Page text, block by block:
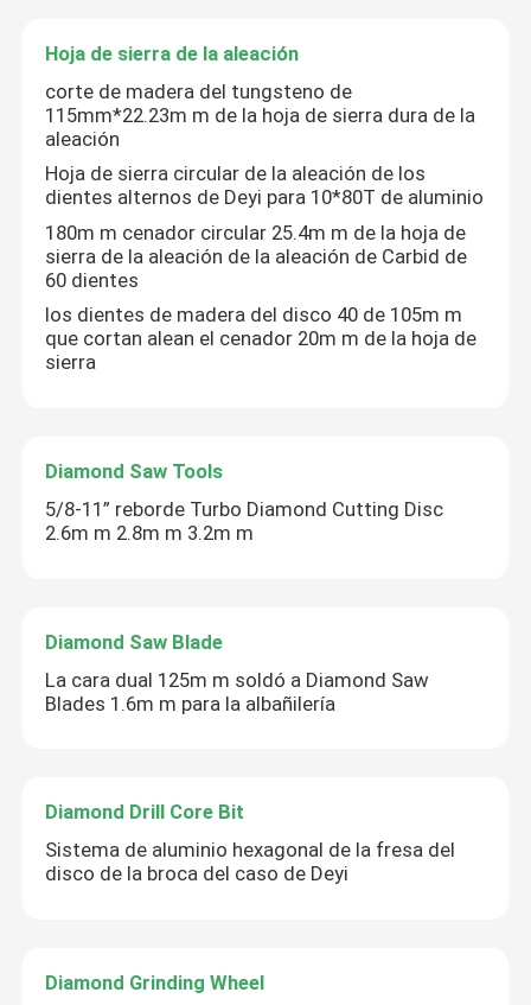
Hoja de sierra de la aleación
corte de madera del tungsteno de
115mm*22.23m m de la hoja de sierra dura de la
aleación
Hoja de sierra circular de la aleación de los
dientes alternos de Deyi para 10*80T de aluminio
180m m cenador circular 25.4m m de la hoja de
sierra de la aleación de la aleación de Carbid de
60 dientes
los dientes de madera del disco 40 de 105m m
que cortan alean el cenador 20m m de la hoja de
sierra
Diamond Saw Tools
5/8-11” reborde Turbo Diamond Cutting Disc
2.6m m 2.8m m 3.2m m
Diamond Saw Blade
La cara dual 125m m soldó a Diamond Saw
Blades 1.6m m para la albañilería
Diamond Drill Core Bit
Sistema de aluminio hexagonal de la fresa del
disco de la broca del caso de Deyi
Diamond Grinding Wheel